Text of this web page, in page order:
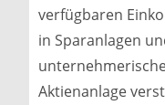
verfügbaren
in Sparanlagen
Aktienanlage